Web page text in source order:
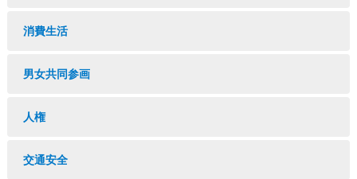
消費生活
男女共同参画
人権
交通安全